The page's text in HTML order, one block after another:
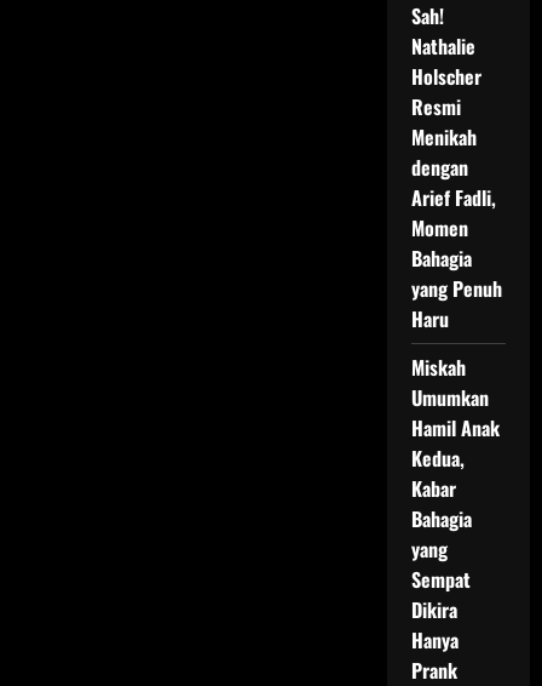
Sah!
Nathalie
Holscher
Resmi
Menikah
dengan
Arief Fadli,
Momen
Bahagia
yang Penuh
Haru
Miskah
Umumkan
Hamil Anak
Kedua,
Kabar
Bahagia
yang
Sempat
Dikira
Hanya
Prank